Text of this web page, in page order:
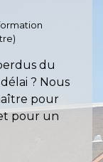
du
? Nous
pour
pour un